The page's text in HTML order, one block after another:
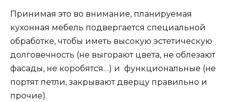
Принимая это во внимание, планируемая
кухонная мебель подвергается специальной
обработке, чтобы иметь высокую эстетическую
долговечность (не выгорают цвета, не облезают
фасады, не коробятся…) и функциональные (не
портят петли, закрывают дверцу правильно и
прочие).